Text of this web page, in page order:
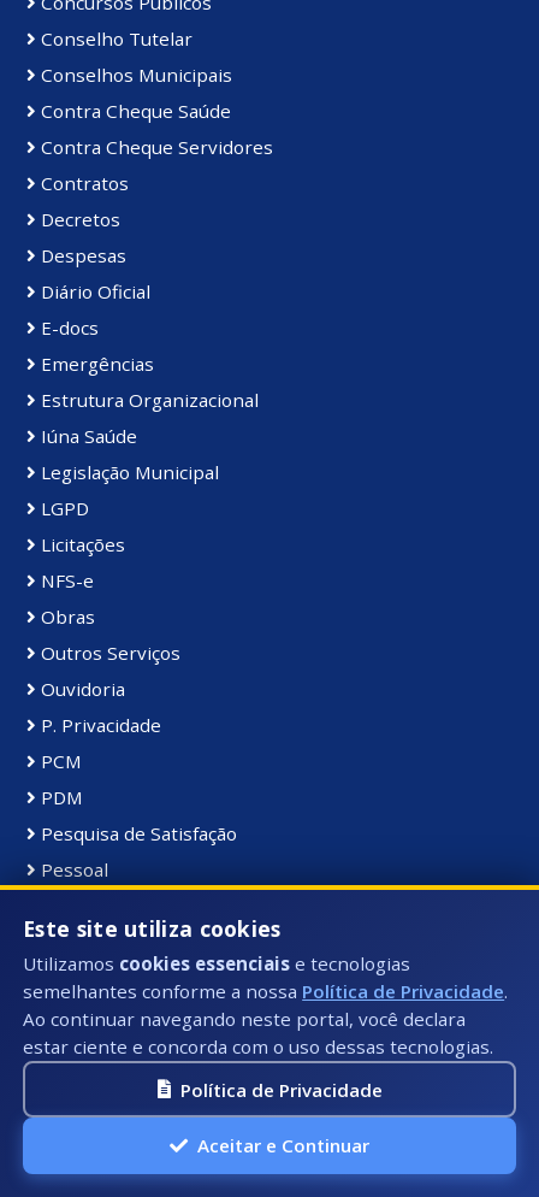
Conselho Tutelar
Conselhos Municipais
Contra Cheque Saúde
Contra Cheque Servidores
Contratos
Decretos
Despesas
Diário Oficial
E-docs
Emergências
Estrutura Organizacional
Iúna Saúde
Legislação Municipal
LGPD
Licitações
NFS-e
Obras
Outros Serviços
Ouvidoria
P. Privacidade
PCM
PDM
Pesquisa de Satisfação
Pessoal
Portal da Transparência
Portal do Servidor
Portarias
PPA
Processos Seletivos
Projeto Zero Fila
Este site utiliza cookies
Utilizamos cookies essenciais e tecnologias
semelhantes conforme a nossa Política de Privacidade.
Ao continuar navegando neste portal, você declara
estar ciente e concorda com o uso dessas tecnologias.
Política de Privacidade
Aceitar e Continuar